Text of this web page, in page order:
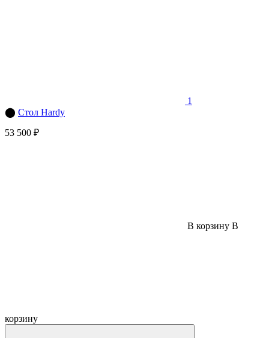
1
⬤ Стол Hardy
53 500 ₽
В корзину В
корзину